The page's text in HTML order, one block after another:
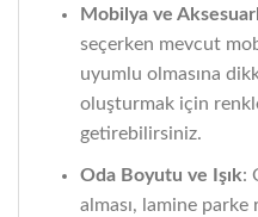
Mobilya ve
seçerken mevcut
uyumlu olmasına
oluşturmak için
getirebilirsiniz.
Oda Boyutu ve Işık:
alması, lamine